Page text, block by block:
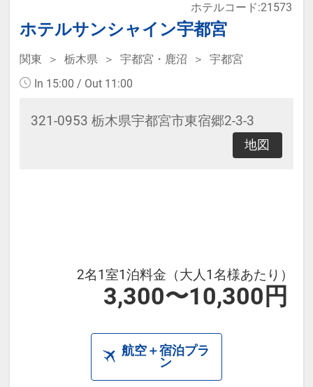
ホテルサンシャイン宇都宮
ホテルコード:21573
関東 栃木県 宇都宮・鹿沼
宇都宮
In 15:00 / Out 11:00
321-0953 栃木県宇都宮市東宿郷2-3-3
地図
2名1室1泊料金（大人1名様あたり）
3,300〜10,300円
航空＋宿泊プラ
ン